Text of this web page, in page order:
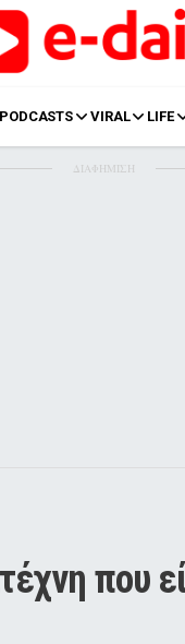
PODCASTS VIRAL LIFE
ΔΙΑΦΗΜΙΣΗ
που